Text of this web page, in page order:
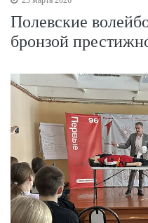
Полевские
бронзой